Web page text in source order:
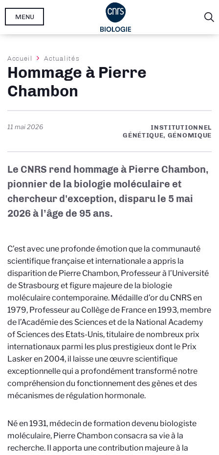
Aller
MENU
Fil
d'Ariane
Accueil Actualités
Hommage à Pierre
Chambon
11 mai 2026
INSTITUTIONNEL
GÉNÉTIQUE, GÉNOMIQUE
Le CNRS rend hommage à Pierre Chambon,
pionnier de la biologie moléculaire et
chercheur d'exception, disparu le 5 mai
2026 à l’âge de 95 ans.
C’est avec une profonde émotion que la communauté
scientifique française et internationale a appris la
disparition de Pierre Chambon, Professeur à l’Université
de Strasbourg et figure majeure de la biologie
moléculaire contemporaine. Médaille d’or du CNRS en
1979, Professeur au Collège de France en 1993, membre
de l’Académie des Sciences et de la National Academy
of Sciences des Etats-Unis, titulaire de nombreux prix
internationaux parmi les plus prestigieux dont le Prix
Lasker en 2004, il laisse une œuvre scientifique
exceptionnelle qui a profondément transformé notre
compréhension du fonctionnement des gènes et des
mécanismes de régulation hormonale.
Né en 1931, médecin de formation devenu biologiste
moléculaire, Pierre Chambon consacra sa vie à la
recherche. Il apporta une contribution majeure à la